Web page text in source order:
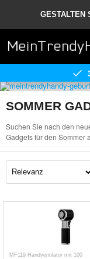
GESTALTEN
SOMMER
Suchen Sie nach den
Gadgets für den Sommer
MF119 Handventilator mit 100